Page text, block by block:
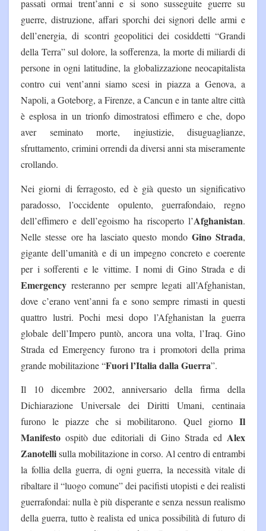
passati ormai trent’anni e si sono susseguite guerre su
guerre, distruzione, affari sporchi dei signori delle armi e
dell’energia, di scontri geopolitici dei cosiddetti “Grandi
della Terra” sul dolore, la sofferenza, la morte di miliardi di
persone in ogni latitudine, la globalizzazione neocapitalista
contro cui vent’anni siamo scesi in piazza a Genova, a
Napoli, a Goteborg, a Firenze, a Cancun e in tante altre città
è esplosa in un trionfo dimostratosi effimero e che, dopo
aver seminato morte, ingiustizie, disuguaglianze,
sfruttamento, crimini orrendi da diversi anni sta miseramente
crollando.
Nei giorni di ferragosto, ed è già questo un significativo
paradosso, l’occidente opulento, guerrafondaio, regno
dell’effimero e dell’egoismo ha riscoperto l’Afghanistan.
Nelle stesse ore ha lasciato questo mondo Gino Strada,
gigante dell’umanità e di un impegno concreto e coerente
per i sofferenti e le vittime. I nomi di Gino Strada e di
Emergency resteranno per sempre legati all’Afghanistan,
dove c’erano vent’anni fa e sono sempre rimasti in questi
quattro lustri. Pochi mesi dopo l’Afghanistan la guerra
globale dell’Impero puntò, ancora una volta, l’Iraq. Gino
Strada ed Emergency furono tra i promotori della prima
grande mobilitazione “Fuori l’Italia dalla Guerra”.
Il 10 dicembre 2002, anniversario della firma della
Dichiarazione Universale dei Diritti Umani, centinaia
furono le piazze che si mobilitarono. Quel giorno Il
Manifesto ospitò due editoriali di Gino Strada ed Alex
Zanotellisulla mobilitazione in corso. Al centro di entrambi
la follia della guerra, di ogni guerra, la necessità vitale di
ribaltare il “luogo comune” dei pacifisti utopisti e dei realisti
guerrafondai: nulla è più disperante e senza nessun realismo
della guerra, tutto è realista ed unica possibilità di futuro di